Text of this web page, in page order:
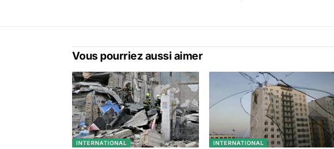
Vous pourriez aussi aimer
INTERNATIONAL INTERNATIONAL